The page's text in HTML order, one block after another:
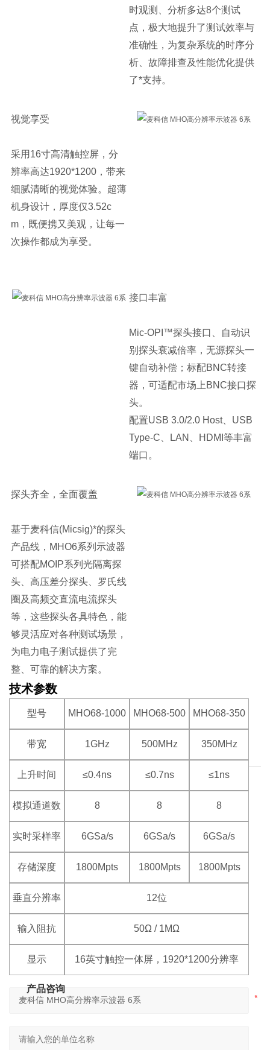
时观测、分析多达8个测试
点，极大地提升了测试效率与
准确性，为复杂系统的时序分
析、故障排查及性能优化提供
了*支持。
视觉享受
采用16寸高清触控屏，分
辨率高达1920*1200，带来
细腻清晰的视觉体验。超薄
机身设计，厚度仅3.52c
m，既便携又美观，让每一
次操作都成为享受。
接口丰富
Mic-OPI™探头接口、自动识
别探头衰减倍率，无源探头一
键自动补偿；标配BNC转接
器，可适配市场上BNC接口探
头。
配置USB 3.0/2.0 Host、USB
Type-C、LAN、HDMI等丰富
端口。
探头齐全，全面覆盖
基于麦科信(Micsig)*的探头
产品线，MHO6系列示波器
可搭配MOIP系列光隔离探
头、高压差分探头、罗氏线
圈及高频交直流电流探头
等，这些探头各具特色，能
够灵活应对各种测试场景，
为电力电子测试提供了完
整、可靠的解决方案。
技术参数
型号 MHO68-1000 MHO68-500 MHO68-350
带宽 1GHz 500MHz 350MHz
上升时间 ≤0.4ns ≤0.7ns ≤1ns
模拟通道数 8 8 8
实时采样率 6GSa/s 6GSa/s 6GSa/s
存储深度 1800Mpts 1800Mpts 1800Mpts
垂直分辨率 12位
输入阻抗 50Ω / 1MΩ
显示 16英寸触控一体屏，1920*1200分辨率
产品咨询